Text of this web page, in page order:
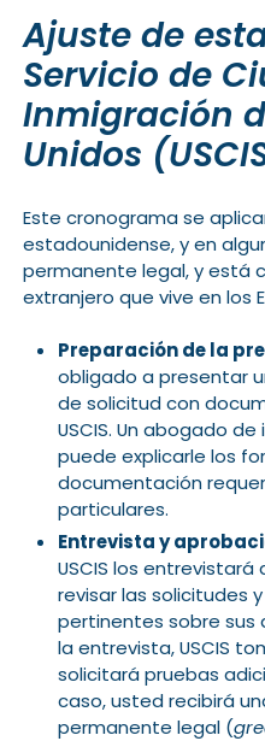
Ajuste de
Servicio de
Inmigración
Unidos
Este cronograma se
estadounidense, y en
permanente legal, y está
extranjero que vive en los
Preparación de la
obligado a presentar
de solicitud con
USCIS. Un abogado
puede explicarle los
documentación
particulares.
Entrevista y
USCIS los
revisar las solicitudes
pertinentes sobre sus
la entrevista, USCIS
solicitará pruebas
caso, usted recibirá
permanente legal (